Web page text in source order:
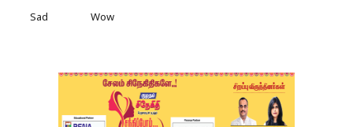
Sad Wow